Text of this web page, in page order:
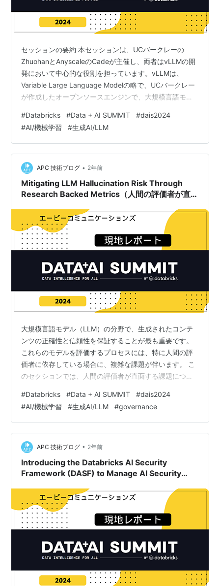
セッションの要約 本セッションは、UCバークレーの
ZhuohanとAnyscaleのCadeが主催し、両者はvLLMの開
発において中心的な役割を担っています。vLLMは、
Variable Large Language Modelの略で、UCバークレー
が作成したオープンソースエンジンで、大規模言語モデ
す。GitHubで12,000以上のスターを獲得し、150人以上
の個人が貢献しています。コミュニティからのフィード
バックで進化し、企業や学術研究者にとって重要なツー
ルです。vLLMのKVキャッシュはLLMサービングに画期
的な変化をもたらし、ページアテ…
#Databricks #Data + AI SUMMIT #dais2024
#AI/機械学習 #生成AI/LLM
APC 技術ブログ • 2年前
Mitigating LLM Hallucination Risk Through
Research Backed Metrics（人間の評価者が直面
大規模言語モデル（LLM）の分野で、生成されたコンテ
ンツの正確性と信頼性を保証することが最も重要です。
これらのモデルを評価するプロセスには、特に人間の評
価者に依存している場合に、複雑な課題が伴います。 こ
のセクションでは、人間の評価者が直面する課題につい
影響について議論します。 評価の遅延とその影響 最も注
目された主要な課題の一つは、現在の評価ツールからの
フィードバックの遅れです。 これらの遅れは、製品を迅
速に改善して市場に出す能力を妨げ、プロジェクトのタ
イムライン全体に影響を与えます。 このセッションで提
供された例からは、この遅れがどのよ…
#Databricks #Data + AI SUMMIT #dais2024
#AI/機械学習 #生成AI/LLM #governance
APC 技術ブログ • 2年前
Introducing the Databricks AI Security
Framework (DASF) to Manage AI Security
ク（DASF）の紹介とAIセキュリティリスクの管
理）